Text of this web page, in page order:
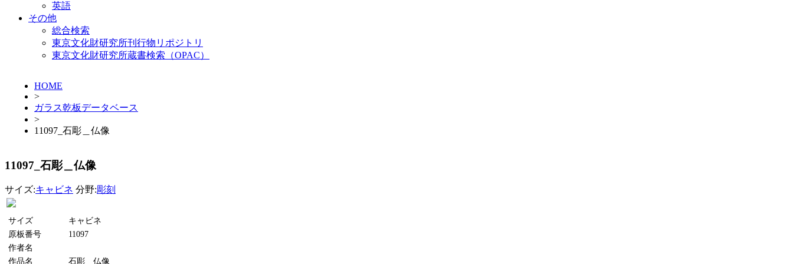
英語
その他
総合検索
東京文化財研究所刊行物リポジトリ
東京文化財研究所蔵書検索（OPAC）
HOME
>
ガラス乾板データベース
>
11097_石彫＿仏像
11097_石彫＿仏像
サイズ:キャビネ 分野:彫刻
サイズ
キャビネ
原板番号
11097
作者名
作品名
石彫＿仏像